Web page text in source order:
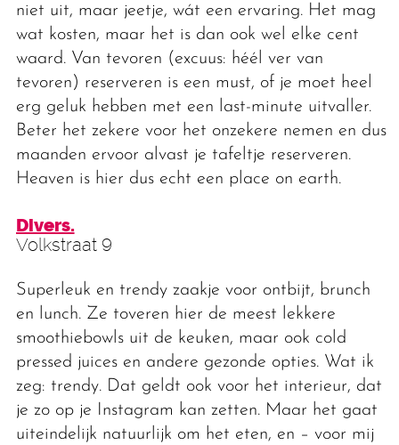
niet uit, maar jeetje, wát een ervaring. Het mag
wat kosten, maar het is dan ook wel elke cent
waard. Van tevoren (excuus: héél ver van
tevoren) reserveren is een must, of je moet heel
erg geluk hebben met een last-minute uitvaller.
Beter het zekere voor het onzekere nemen en dus
maanden ervoor alvast je tafeltje reserveren.
Heaven is hier dus echt een place on earth.
Divers.
Volkstraat 9
Superleuk en trendy zaakje voor ontbijt, brunch
en lunch. Ze toveren hier de meest lekkere
smoothiebowls uit de keuken, maar ook cold
pressed juices en andere gezonde opties. Wat ik
zeg: trendy. Dat geldt ook voor het interieur, dat
je zo op je Instagram kan zetten. Maar het gaat
uiteindelijk natuurlijk om het eten, en – voor mij